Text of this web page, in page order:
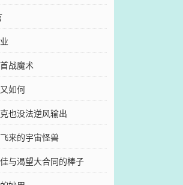
战魔术
如何
也没法逆风输出
来的宇宙怪兽
与渴望大合同的棒子